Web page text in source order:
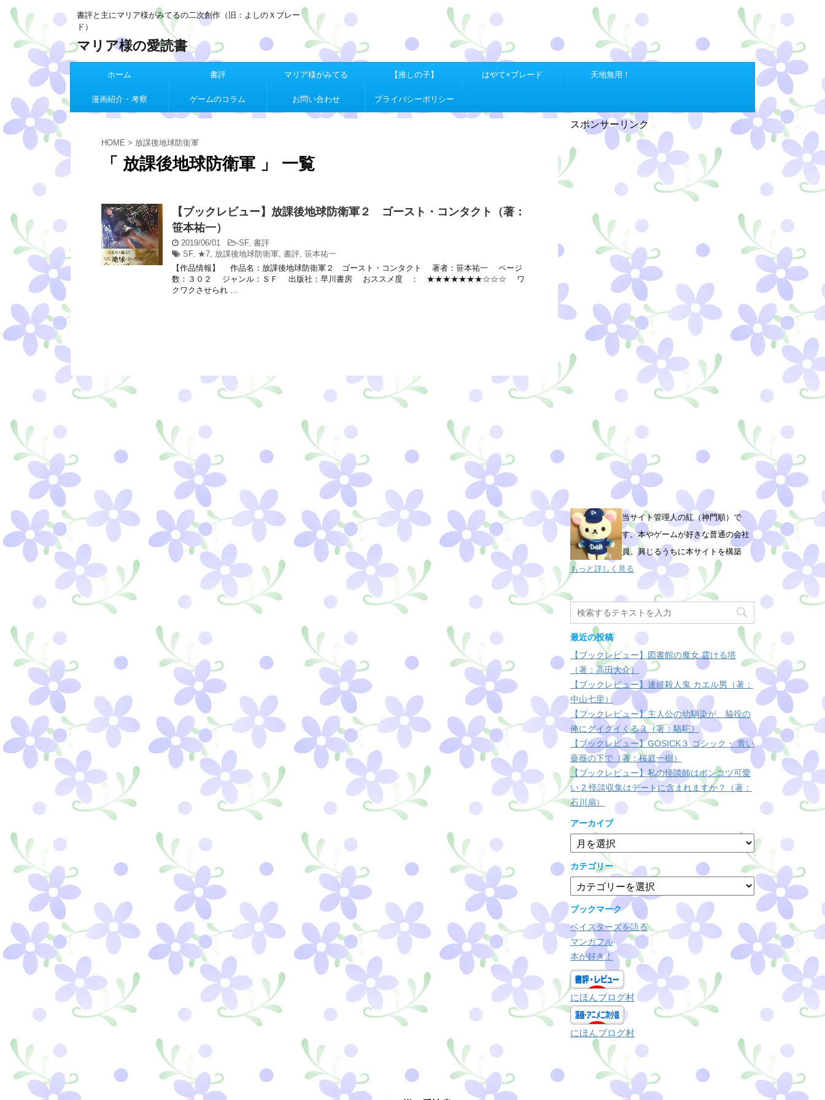
書評と主にマリア様がみてるの二次創作（旧：よしのＸブレー
ド）
マリア様の愛読書
ホーム 書評 マリア様がみてる 【推しの子】 はやて×ブレード 天地無用！
漫画紹介・考察 ゲームのコラム お問い合わせ プライバシーポリシー
HOME > 放課後地球防衛軍
「 放課後地球防衛軍 」 一覧
【ブックレビュー】放課後地球防衛軍２ ゴースト・コンタクト（著：
笹本祐一）
2019/06/01 -SF, 書評
SF, ★7, 放課後地球防衛軍, 書評, 笹本祐一
【作品情報】 作品名：放課後地球防衛軍２ ゴースト・コンタクト 著者：笹本祐一 ページ
数：３０２ ジャンル：ＳＦ 出版社：早川書房 おススメ度 ： ★★★★★★★☆☆☆ ワ
クワクさせられ ...
スポンサーリンク
当サイト管理人の紅（神門順）で
す。本やゲームが好きな普通の会社
員。興じるうちに本サイトを構築
もっと詳しく見る
最近の投稿
【ブックレビュー】図書館の魔女 霆ける塔
（著：高田大介）
【ブックレビュー】連続殺人鬼 カエル男（著：
中山七里）
【ブックレビュー】主人公の幼馴染が、脇役の
俺にグイグイくる３（著：駱駝）
【ブックレビュー】GOSICK３ ゴシック・ 青い
薔薇の下で（著：桜庭一樹）
【ブックレビュー】私の怪談師はポンコツ可愛
い 2 怪談収集はデートに含まれますか？（著：
石川扇）
アーカイブ
ア
ー
カ
イ
ブ
カテゴリー
テ
ゴ
ー
ブックマーク
ベイスターズを語る
マンガフル
本が好き！
にほんブログ村
にほんブログ村